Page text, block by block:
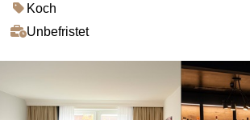
Koch
Unbefristet